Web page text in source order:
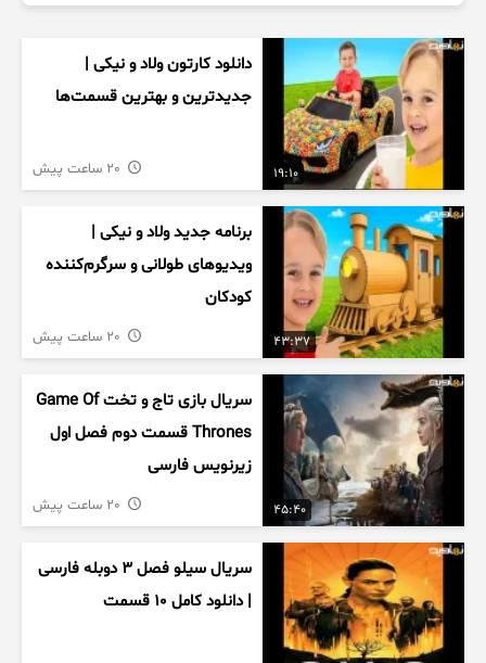
19:10
دانلود کارتون ولاد و نیکی |
جدیدترین و بهترین قسمت‌ها
43:37
برنامه جدید ولاد و نیکی |
ویدیوهای طولانی و سرگرم‌کننده
کودکان
45:40
سریال بازی تاج و تخت Game Of
Thrones قسمت دوم فصل اول
زیرنویس فارسی
سریال سیلو فصل ۳ دوبله فارسی
| دانلود کامل ۱۰ قسمت